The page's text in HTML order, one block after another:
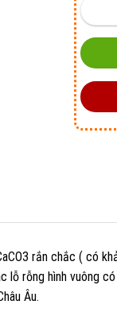
rắn chắc ( có
lỗ rỗng hình vuông
Âu.